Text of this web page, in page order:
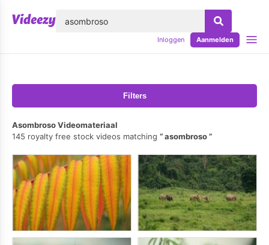
Inloggen Aanmelden
Filters
Asombroso Videomateriaal
145 royalty free stock videos matching
asombroso